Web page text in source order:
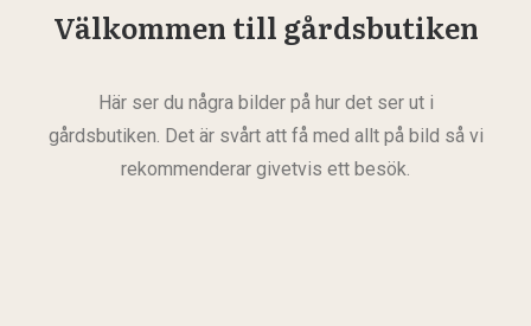
Välkommen till gårdsbutiken
Här ser du några bilder på hur det ser ut i
gårdsbutiken. Det är svårt att få med allt på bild så vi
rekommenderar givetvis ett besök.